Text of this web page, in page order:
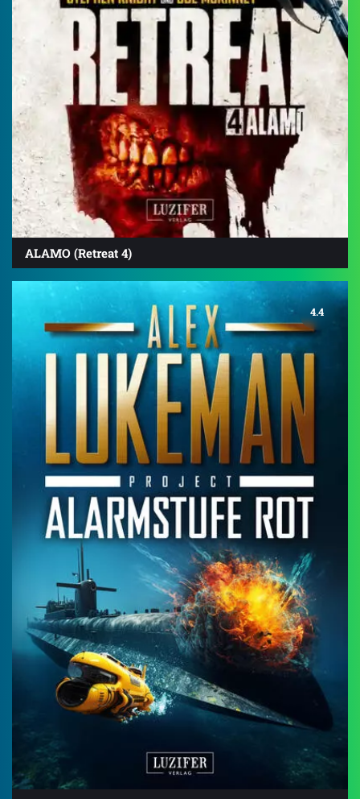
ALAMO (Retreat 4)
4.4